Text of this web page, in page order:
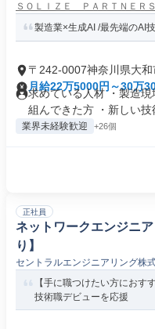
ＳＯＬＩＺＥ ＰＡＲＴＮＥＲ
製造業×生成AI /最先端のAI
〒242-0007神奈川県大和
月給22万5000円～30万
求めている人材 ・製造
組んできた方 ・新しい技
業界未経験歓迎 +26個
正社員
ネットワークエンジニ
り】
セントラルエンジニアリング株
【手に職つけたい方にお
技術職デビューを応援